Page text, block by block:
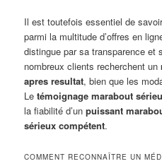
Il est toutefois essentiel de
parmi la multitude d’offres en
distingue par sa transparence et
nombreux clients recherchent un
apres resultat, bien que les
Letémoignage marabout
la fiabilité d’unpuissant
sérieux compétent.
COMMENT RECONNAÎTRE UN